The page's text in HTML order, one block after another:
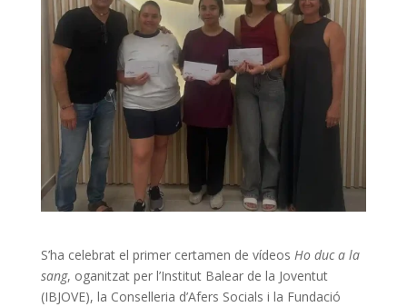
S’ha celebrat el primer certamen de vídeos Ho duc a la
sang, oganitzat per l’Institut Balear de la Joventut
(IBJOVE), la Conselleria d’Afers Socials i la Fundació